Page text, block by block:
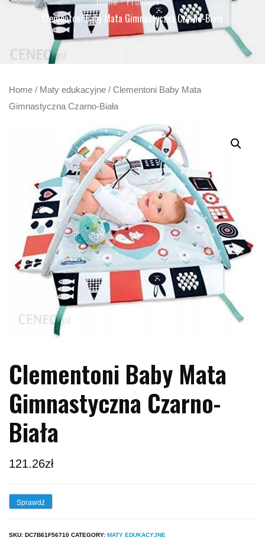
Clementoni Baby Mata Gimnastyczna Czarno-Biała
Home / Maty edukacyjne / Clementoni Baby Mata
Gimnastyczna Czarno-Biała
Clementoni Baby Mata
Gimnastyczna Czarno-
Biała
121.26zł
Sprawdź
SKU: DC7B61F56710 CATEGORY: MATY EDUKACYJNE